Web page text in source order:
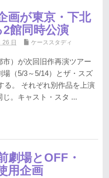
画が東京・下北
館同時公演
26 日 ケーススタディ
）が次回旧作再演ツアー
（5/3～5/14）とザ・スズ
る。 それぞれ別作品を上演
。キャスト・スタ ...
劇場とOFF・
用企画